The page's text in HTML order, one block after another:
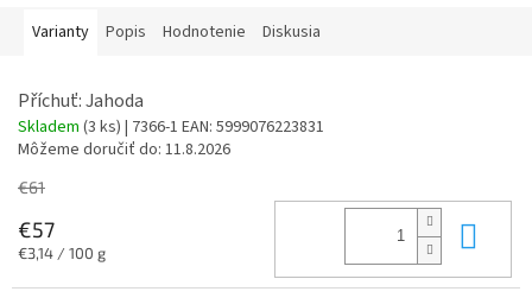
Varianty Popis Hodnotenie Diskusia
Příchuť: Jahoda
Skladem (3 ks) | 7366-1 EAN: 5999076223831
Môžeme doručiť do: 11.8.2026
€61
€57
Jednotková
€3,14 / 100 g